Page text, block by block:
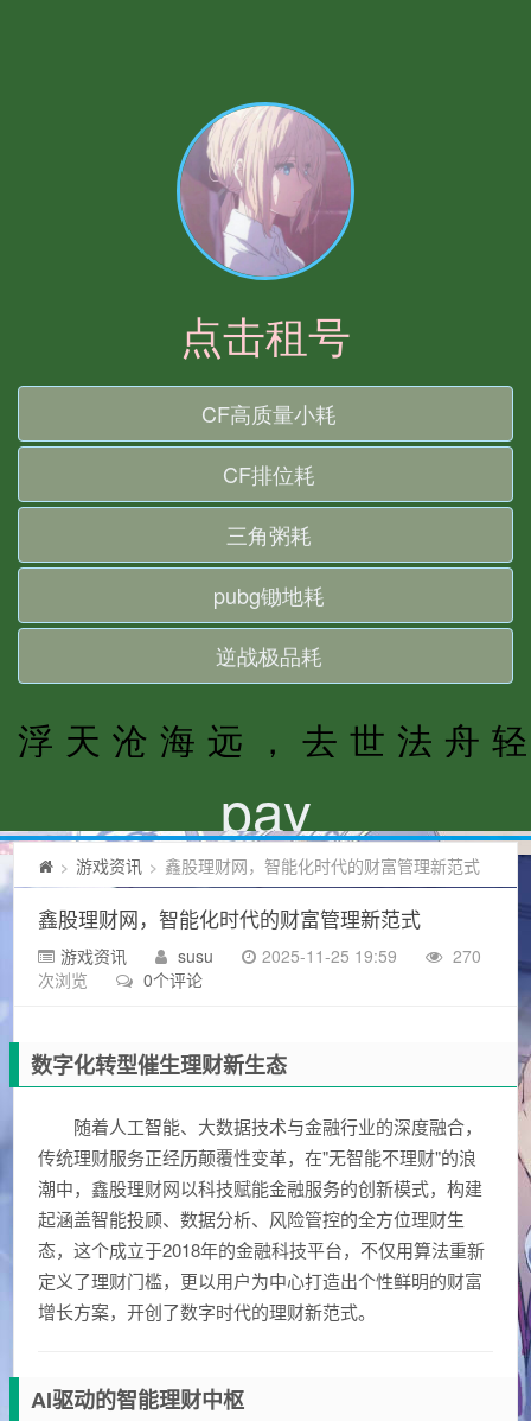
> 游戏资讯 > 鑫股理财网，智能化时代的财富管理新范式
鑫股理财网，智能化时代的财富管理新范式
游戏资讯 susu 2025-11-25 19:59
270
次浏览
0个评论
数字化转型催生理财新生态
随着人工智能、大数据技术与金融行业的深度融合，
传统理财服务正经历颠覆性变革，在"无智能不理财"的浪
潮中，鑫股理财网以科技赋能金融服务的创新模式，构建
起涵盖智能投顾、数据分析、风险管控的全方位理财生
态，这个成立于2018年的金融科技平台，不仅用算法重新
定义了理财门槛，更以用户为中心打造出个性鲜明的财富
增长方案，开创了数字时代的理财新范式。
AI驱动的智能理财中枢